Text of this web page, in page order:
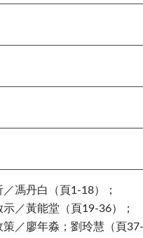
馮丹白（頁1-18）；
／黃能堂（頁19-36）；
／廖年淼；劉玲慧（頁37-